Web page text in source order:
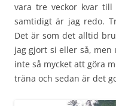
vara tre veckor kvar till
samtidigt är jag redo.
Det är som det alltid
jag gjort si eller så,
inte så mycket att göra
träna och sedan är det